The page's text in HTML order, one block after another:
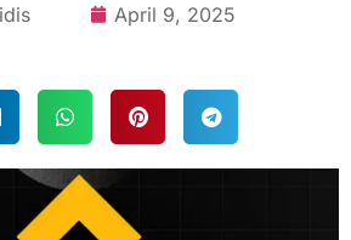
April 9, 2025